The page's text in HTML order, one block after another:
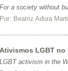
For a society without
Por: Beatriz Adura
Ativismos LGBT
LGBT activism in the